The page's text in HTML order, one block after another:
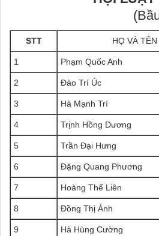
STT HỌ VÀ TÊN
1 Phạm Quốc Anh
2 Đào Trí Úc
3 Hà Mạnh Trí
4 Trịnh Hồng Dương
5 Trần Đại Hưng
6 Đặng Quang Phương
7 Hoàng Thế Liên
8 Đồng Thị Ánh
9 Hà Hùng Cường